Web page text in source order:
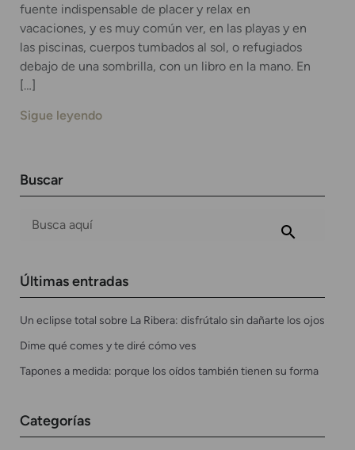
fuente indispensable de placer y relax en
vacaciones, y es muy común ver, en las playas y en
las piscinas, cuerpos tumbados al sol, o refugiados
debajo de una sombrilla, con un libro en la mano. En
[…]
Sigue leyendo
Buscar
Últimas entradas
Un eclipse total sobre La Ribera: disfrútalo sin dañarte los ojos
Dime qué comes y te diré cómo ves
Tapones a medida: porque los oídos también tienen su forma
Categorías